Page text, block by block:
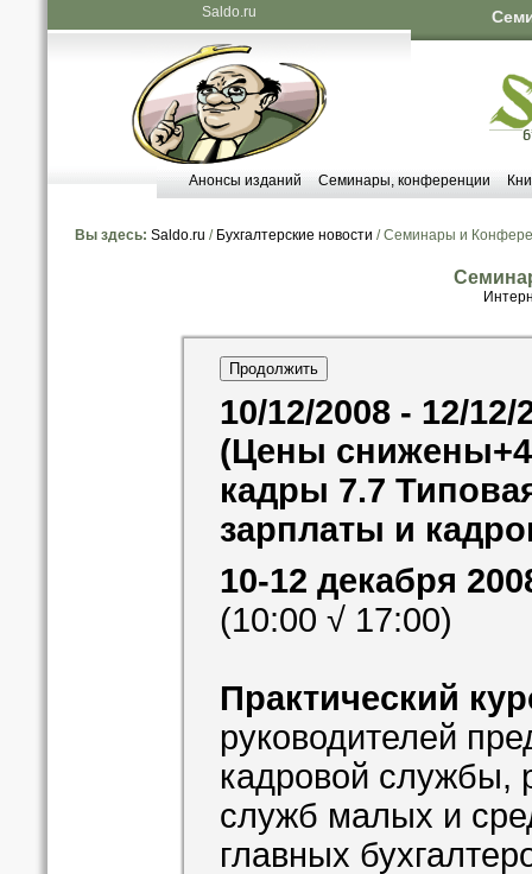
Saldo.ru
Анонсы изданий Семинары, конференции
Вы здесь: Saldo.ru / Бухгалтерские новости / Семинары и
10/12/2008 - 12/12/
(Цены
кадры 7.7
зарплаты и
10-12 декабря
(10:00 √ 17:00)
Практический
руководителей
кадровой службы,
служб малых и
главных